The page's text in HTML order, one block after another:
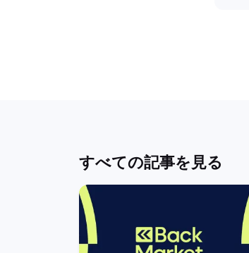
すべての記事を見る